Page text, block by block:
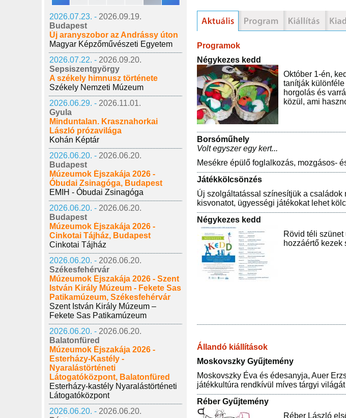
2026.07.23. - 2026.09.19.
Budapest
Új aranyszobor az Andrássy úton
Magyar Képzőművészeti Egyetem
2026.07.22. - 2026.09.20.
Sepsiszentgyörgy
A székely himnusz története
Székely Nemzeti Múzeum
2026.06.29. - 2026.11.01.
Gyula
Minduntalan. Krasznahorkai
László prózavilága
Kohán Képtár
2026.06.20. - 2026.06.20.
Budapest
Múzeumok Éjszakája 2026 -
Óbudai Zsinagóga, Budapest
EMIH - Óbudai Zsinagóga
2026.06.20. - 2026.06.20.
Budapest
Múzeumok Éjszakája 2026 -
Cinkotai Tájház, Budapest
Cinkotai Tájház
2026.06.20. - 2026.06.20.
Székesfehérvár
Múzeumok Éjszakája 2026 - Szent
István Király Múzeum - Fekete Sas
Patikamúzeum, Székesfehérvár
Szent István Király Múzeum –
Fekete Sas Patikamúzeum
2026.06.20. - 2026.06.20.
Balatonfüred
Múzeumok Éjszakája 2026 -
Esterházy-Kastély -
Nyaralástörténeti
Látogatóközpont, Balatonfüred
Esterházy-kastély Nyaralástörténeti
Látogatóközpont
2026.06.20. - 2026.06.20.
Programok
Négykezes kedd
Október 1-én,
tanítják
horgolás és
közül, ami
Borsóműhely
Volt egyszer egy kert...
Mesékre épülő foglalkozás, mozgásos-
Játékkölcsönzés
Új szolgáltatással színesítjük a
kisvonatot, ügyességi játékokat lehet
Négykezes kedd
Rövid téli
hozzáértő kezek
Állandó kiállítások
Moskovszky Gyűjtemény
Moskovszky Éva és édesanyja, Auer
játékkultúra rendkívül míves tárgyi
Réber Gyűjtemény
Réber László